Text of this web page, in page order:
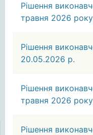
Рішення
травня 2026 року
Рішення
20.05.2026 р.
Рішення
травня 2026 року
Рішення